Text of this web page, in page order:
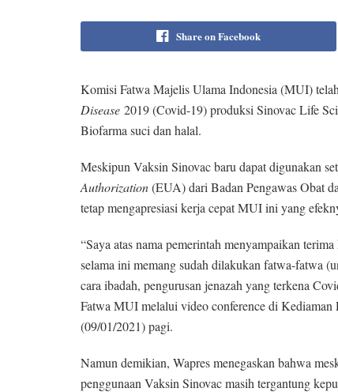
Share on Facebook
Komisi Fatwa Majelis Ulama Indonesia (MUI)
Disease 2019 (Covid-19) produksi Sinovac Life
Biofarma suci dan halal.
Meskipun Vaksin Sinovac baru dapat digunakan
Authorization(EUA) dari Badan Pengawas Obat
tetap mengapresiasi kerja cepat MUI ini yang
“Saya atas nama pemerintah menyampaikan
selama ini memang sudah dilakukan fatwa-fatwa
cara ibadah, pengurusan jenazah yang terkena
Fatwa MUI melalui video conference di Kediaman
(09/01/2021) pagi.
Namun demikian, Wapres menegaskan bahwa
penggunaan Vaksin Sinovac masih tergantung